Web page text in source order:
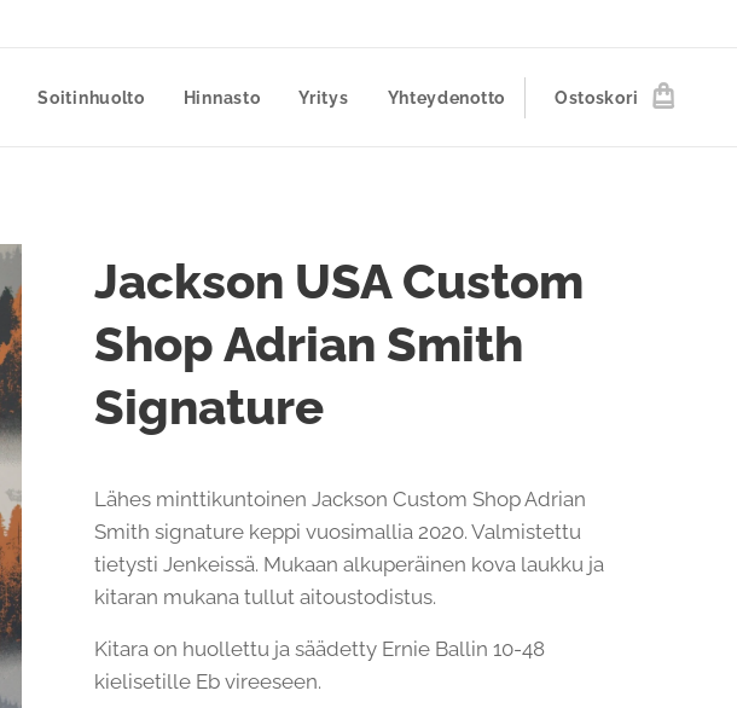
Soitinhuolto Hinnasto Yritys Yhteydenotto Ostoskori
Jackson USA Custom
Shop Adrian Smith
Signature
Lähes minttikuntoinen Jackson Custom Shop Adrian
Smith signature keppi vuosimallia 2020. Valmistettu
tietysti Jenkeissä. Mukaan alkuperäinen kova laukku ja
kitaran mukana tullut aitoustodistus.
Kitara on huollettu ja säädetty Ernie Ballin 10-48
kielisetille Eb vireeseen.